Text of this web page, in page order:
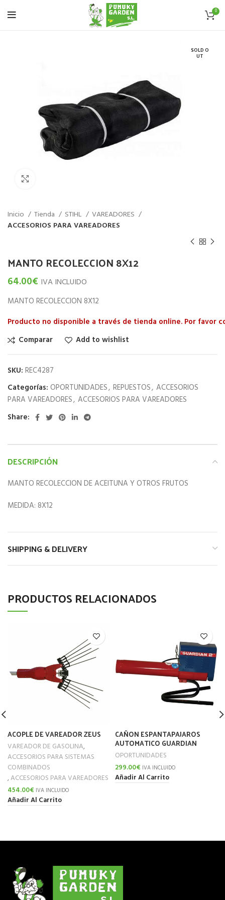
0
SOLD O
UT
Inicio Tienda STIHL
VAREADORES
ACCESORIOS PARA VAREADORES
MANTO RECOLECCION 8X12
64.00€ IVA INCLUIDO
MANTO RECOLECCION 8X12
Producto no disponible a través de tienda online. Por favor
Comparar
Add to wishlist
SKU: REC4287
Categorías: OPORTUNIDADES, REPUESTOS, ACCESORIOS
PARA VAREADORES, ACCESORIOS PARA VAREADORES
Share:
DESCRIPCIÓN
MANTO RECOLECCION DE ACEITUNA Y OTROS FRUTOS
MEDIDA: 8X12
SHIPPING & DELIVERY
PRODUCTOS RELACIONADOS
ACOPLE DE VAREADOR ZEUS
VAREADOR DE GASOLINA,
ACCESORIOS PARA SISTEMAS
COMBINADOS
,ACCESORIOS PARA VAREADORES
454.00€ IVA INCLUIDO
Añadir Al Carrito
CAÑON ESPANTAPAJAROS
AUTOMATICO GUARDIAN
OPORTUNIDADES
299.00€ IVA INCLUIDO
Añadir Al Carrito